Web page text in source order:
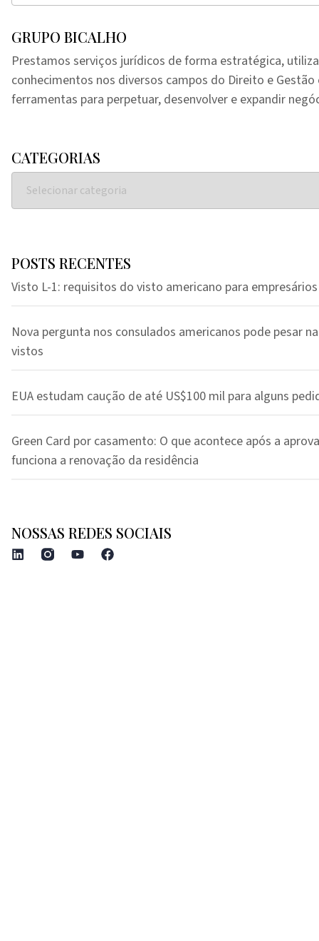
GRUPO BICALHO
Prestamos serviços jurídicos de forma estratégica,
conhecimentos nos diversos campos do Direito e
ferramentas para perpetuar, desenvolver e expandir
CATEGORIAS
POSTS RECENTES
Visto L-1: requisitos do visto americano para empresários
Nova pergunta nos consulados americanos pode pesar
vistos
EUA estudam caução de até US$100 mil para alguns
Green Card por casamento: O que acontece após a
funciona a renovação da residência
NOSSAS REDES SOCIAIS